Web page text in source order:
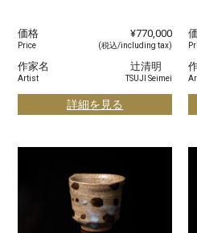
価格
Price
¥770,000
(税込/including tax)
作家名
Artist
辻清明
TSUJI Seimei
詳細を見る